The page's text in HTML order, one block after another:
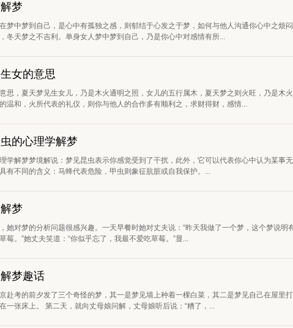
梦
梦中梦到自己，是心中有孤独之感，则郁结于心发之于梦，如何与他人沟通你心中之烦
冬天梦之不吉利。单身女人梦中梦到自己，乃是你心中对感情有所...
女的意思
思，夏天梦见生女儿，乃是木火通明之照，女儿的五行属木，夏天梦之则火旺，乃是木
温和，火所代表的礼仪，则你与他人的合作多有顺利之，求财得财，感情...
的心理学解梦
学解梦梦境解说：梦见昆虫表示你感觉受到了干扰，此外，它可以代表你心中认为某事
有不同的含义：马蜂代表危险，甲虫则象征肮脏或自我保护。...
梦
她对梦的分析问题很感兴趣。一天早餐时她对丈夫说：“昨天我做了一个梦，这个梦说明
莓。”她丈夫笑道：“你似乎忘了，我最不爱吃草莓。”显...
梦趣话
赴考的前夕发了三个奇怪的梦，其一是梦见墙上种着一棵白菜，其二是梦见自己在屋里
一张床上。 第二天，就向丈母娘问解，丈母娘听后说：“糟了，...